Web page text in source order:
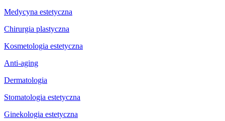
Medycyna estetyczna
Chirurgia plastyczna
Kosmetologia estetyczna
Anti-aging
Dermatologia
Stomatologia estetyczna
Ginekologia estetyczna